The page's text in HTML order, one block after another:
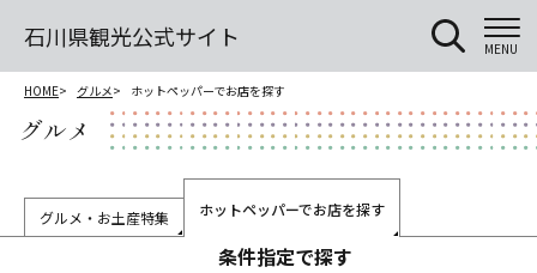
石川県観光公式サイト MENU
HOME グルメ ホットペッパーでお店を探す
グルメ
グルメ・お土産特集 ホットペッパーでお店を探す
条件指定で探す